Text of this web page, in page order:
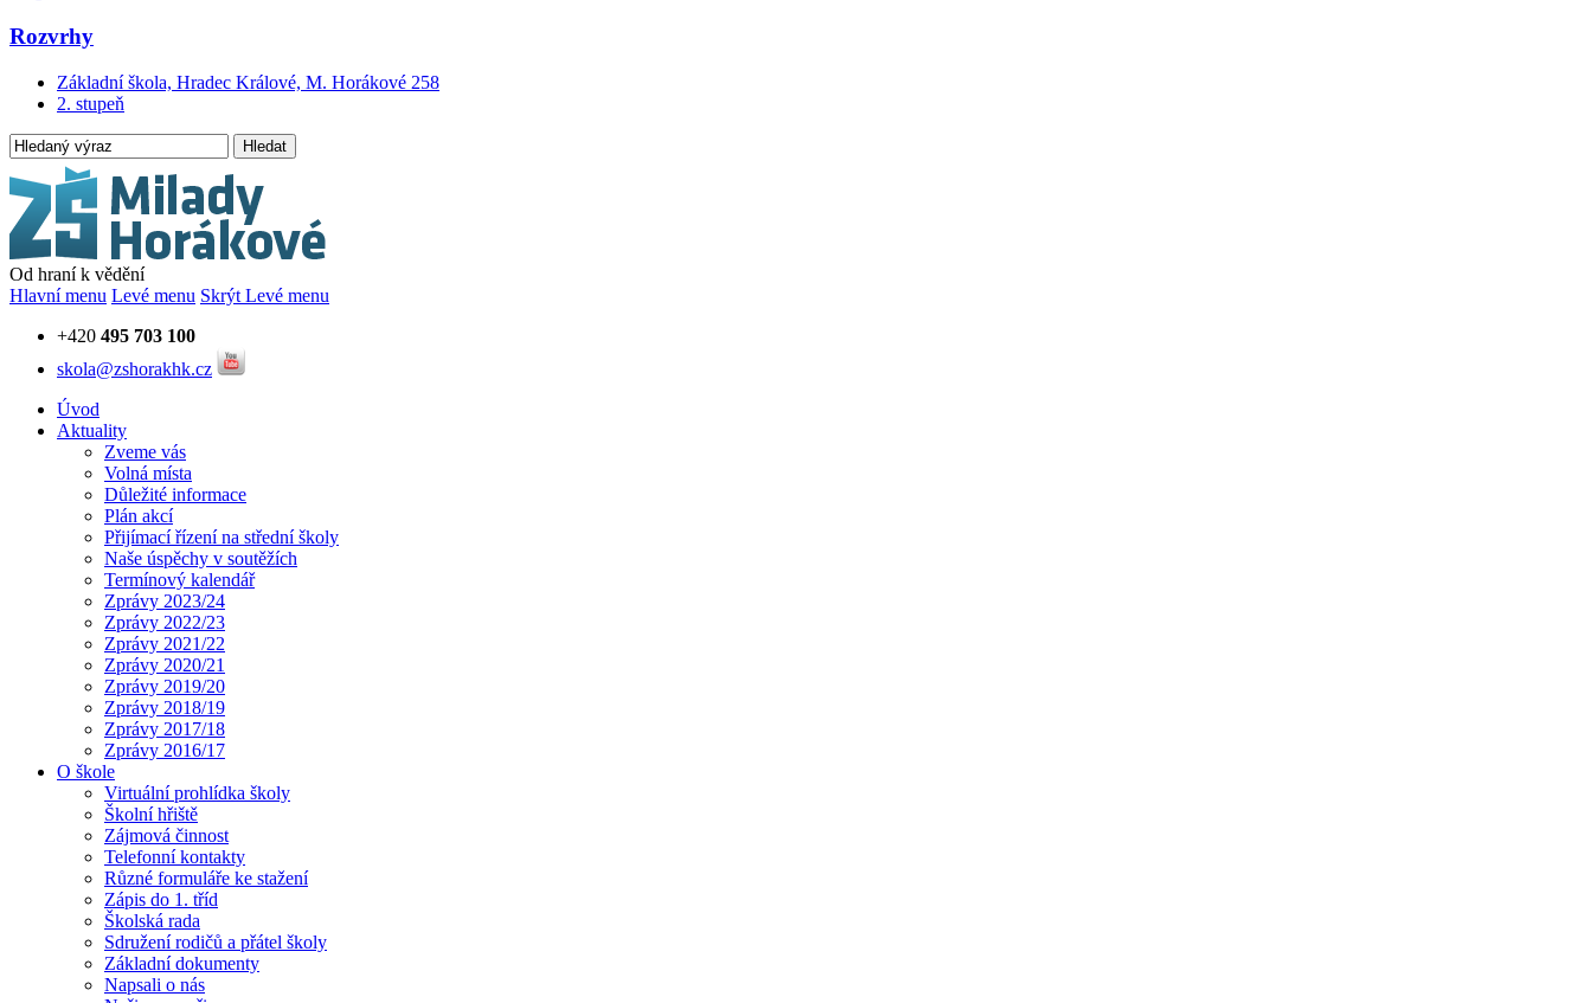
Rozvrhy
Základní škola, Hradec Králové, M. Horákové 258
2. stupeň
Hledat
Od hraní k vědění
Hlavní menu Levé menu Skrýt Levé menu
+420 495 703 100
skola@zshorakhk.cz
Úvod
Aktuality
Zveme vás
Volná místa
Důležité informace
Plán akcí
Přijímací řízení na střední školy
Naše úspěchy v soutěžích
Termínový kalendář
Zprávy 2023/24
Zprávy 2022/23
Zprávy 2021/22
Zprávy 2020/21
Zprávy 2019/20
Zprávy 2018/19
Zprávy 2017/18
Zprávy 2016/17
O škole
Virtuální prohlídka školy
Školní hřiště
Zájmová činnost
Telefonní kontakty
Různé formuláře ke stažení
Zápis do 1. tříd
Školská rada
Sdružení rodičů a přátel školy
Základní dokumenty
Napsali o nás